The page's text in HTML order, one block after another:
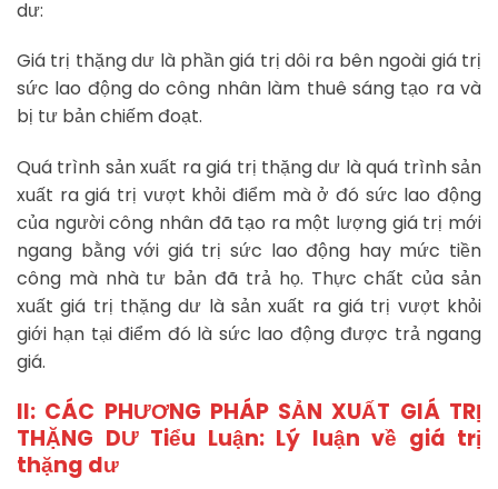
dư:
Giá trị thặng dư là phần giá trị dôi ra bên ngoài giá trị
sức lao động do công nhân làm thuê sáng tạo ra và
bị tư bản chiếm đoạt.
Quá trình sản xuất ra giá trị thặng dư là quá trình sản
xuất ra giá trị vượt khỏi điểm mà ở đó sức lao động
của người công nhân đã tạo ra một lượng giá trị mới
ngang bằng với giá trị sức lao động hay mức tiền
công mà nhà tư bản đã trả họ. Thực chất của sản
xuất giá trị thặng dư là sản xuất ra giá trị vượt khỏi
giới hạn tại điểm đó là sức lao động được trả ngang
giá.
II: CÁC PHƯƠNG PHÁP SẢN XUẤT GIÁ TRỊ
THẶNG DƯ Tiểu Luận: Lý luận về giá trị
thặng dư